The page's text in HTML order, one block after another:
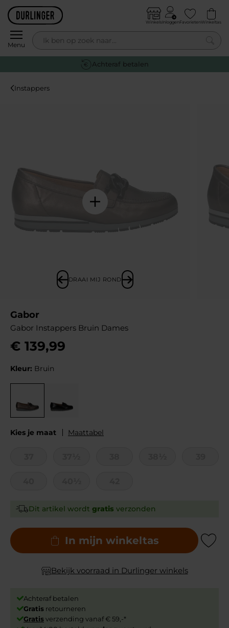
Skip to content
Menu
WinkelsInloggenFavorietenWinkeltas
0
Gratisverzending vanaf €59,-*
Instappers
DRAAI MIJ ROND
Gabor
Gabor Instappers Bruin Dames
€ 139,99
Kleur: Bruin
Kies je maat Maattabel
Dit artikel wordt gratis verzonden
In mijn winkeltas Add to
Bekijk voorraad in Durlinger winkels
Achteraf betalen
Gratis retourneren
Gratisverzending vanaf € 59,-*